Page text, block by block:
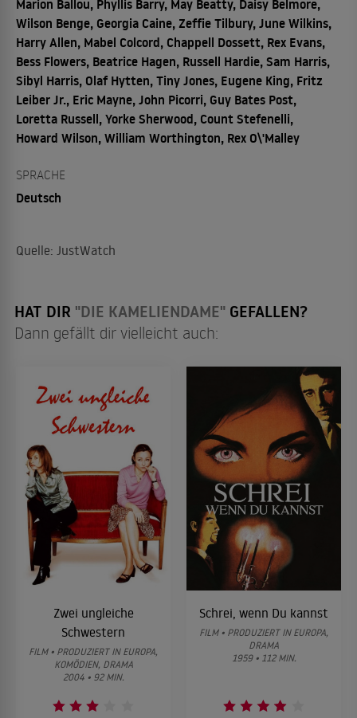
Marion Ballou, Phyllis Barry, May Beatty, Daisy Belmore,
Wilson Benge, Georgia Caine, Zeffie Tilbury, June Wilkins,
Harry Allen, Mabel Colcord, Chappell Dossett, Rex Evans,
Bess Flowers, Beatrice Hagen, Russell Hardie, Sam Harris,
Sibyl Harris, Olaf Hytten, Tiny Jones, Eugene King, Fritz
Leiber Jr., Eric Mayne, John Picorri, Guy Bates Post,
Loretta Russell, Yorke Sherwood, Count Stefenelli,
Howard Wilson, William Worthington, Rex O\'Malley
SPRACHE
Deutsch
Quelle: JustWatch
HAT DIR "DIE KAMELIENDAME" GEFALLEN?
Dann gefällt dir vielleicht auch:
Zwei ungleiche
Schwestern
FILM • PRODUZIERT IN EUROPA,
KOMÖDIEN, DRAMA
2004 • 92 MIN.
Schrei, wenn Du kannst
FILM • PRODUZIERT IN EUROPA,
DRAMA
1959 • 112 MIN.